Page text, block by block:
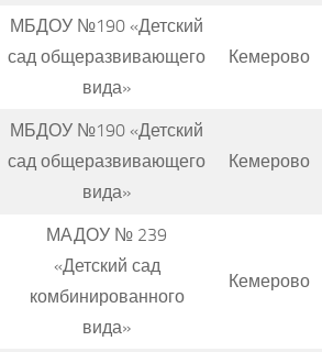
МБДОУ №190 «Детский
сад общеразвивающего
вида»
Кемерово
МБДОУ №190 «Детский
сад общеразвивающего
вида»
Кемерово
МАДОУ № 239
«Детский сад
комбинированного
вида»
Кемерово